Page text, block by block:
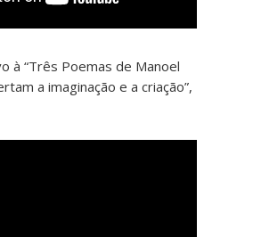
à “Três Poemas de Manoel
a imaginação e a criação”,